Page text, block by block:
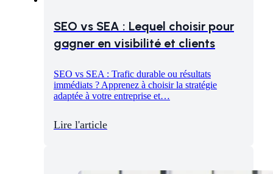
SEO vs SEA : Lequel choisir pour
gagner en visibilité et clients
SEO vs SEA : Trafic durable ou résultats
immédiats ? Apprenez à choisir la stratégie
adaptée à votre entreprise et…
Lire l'article